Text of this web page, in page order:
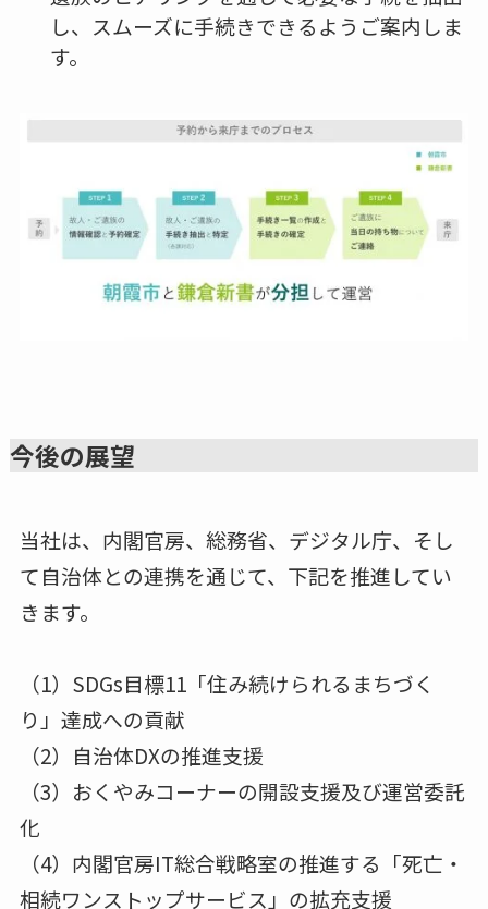
し、スムーズに手続きできるようご案内しま
す。
今後の展望
当社は、内閣官房、総務省、デジタル庁、そし
て自治体との連携を通じて、下記を推進してい
きます。
（1）SDGs目標11「住み続けられるまちづく
り」達成への貢献
（2）自治体DXの推進支援
（3）おくやみコーナーの開設支援及び運営委託
化
（4）内閣官房IT総合戦略室の推進する「死亡・
相続ワンストップサービス」の拡充支援